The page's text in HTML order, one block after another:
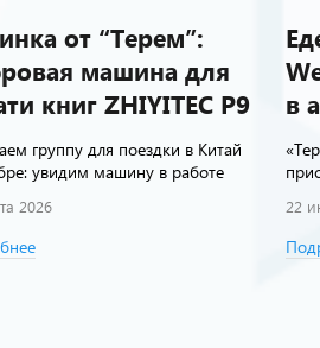
от “Терем”:
машина для
книг ZHIYITEC P9
группу для поездки в Китай
увидим машину в работе
2026
в
22